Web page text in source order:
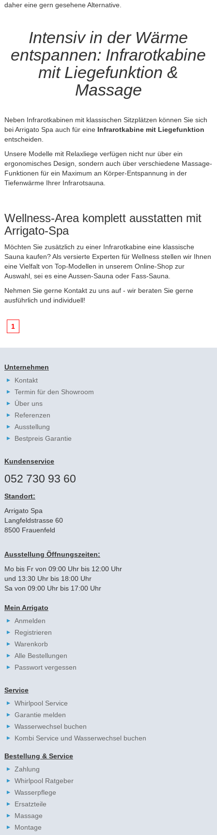
daher eine gern gesehene Alternative.
Intensiv in der Wärme
entspannen: Infrarotkabine
mit Liegefunktion &
Massage
Neben Infrarotkabinen mit klassischen Sitzplätzen können Sie sich
bei Arrigato Spa auch für eine Infrarotkabine mit Liegefunktion
entscheiden.
Unsere Modelle mit Relaxliege verfügen nicht nur über ein
ergonomisches Design, sondern auch über verschiedene Massage-
Funktionen für ein Maximum an Körper-Entspannung in der
Tiefenwärme Ihrer Infrarotsauna.
Wellness-Area komplett ausstatten mit
Arrigato-Spa
Möchten Sie zusätzlich zu einer Infrarotkabine eine klassische
Sauna kaufen? Als versierte Experten für Wellness stellen wir Ihnen
eine Vielfalt von Top-Modellen in unserem Online-Shop zur
Auswahl, sei es eine Aussen-Sauna oder Fass-Sauna.
Nehmen Sie gerne Kontakt zu uns auf - wir beraten Sie gerne
ausführlich und individuell!
1
Unternehmen
Kontakt
Termin für den Showroom
Über uns
Referenzen
Ausstellung
Bestpreis Garantie
Kundenservice
052 730 93 60
Standort:
Arrigato Spa
Langfeldstrasse 60
8500 Frauenfeld
Ausstellung Öffnungszeiten:
Mo bis Fr von 09:00 Uhr bis 12:00 Uhr
und 13:30 Uhr bis 18:00 Uhr
Sa von 09:00 Uhr bis 17:00 Uhr
Mein Arrigato
Anmelden
Registrieren
Warenkorb
Alle Bestellungen
Passwort vergessen
Service
Whirlpool Service
Garantie melden
Wasserwechsel buchen
Kombi Service und Wasserwechsel buchen
Bestellung & Service
Zahlung
Whirlpool Ratgeber
Wasserpflege
Ersatzteile
Massage
Montage